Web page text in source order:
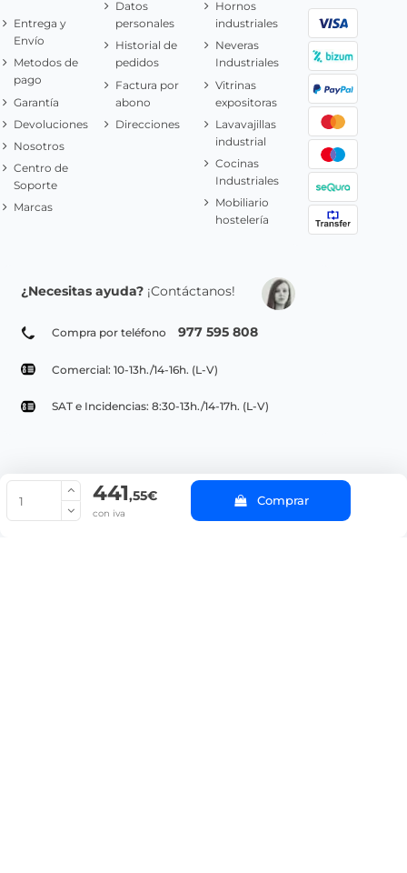
441,55€
con iva
Comprar
Entrega y
Envío
Metodos de
pago
Garantía
Devoluciones
Nosotros
Centro de
Soporte
Marcas
Datos
personales
Historial de
pedidos
Factura por
abono
Direcciones
Hornos
industriales
Neveras
Industriales
Vitrinas
expositoras
Lavavajillas
industrial
Cocinas
Industriales
Mobiliario
hostelería
¿Necesitas ayuda? ¡Contáctanos!
Compra por teléfono 977 595 808
Comercial: 10-13h./14-16h. (L-V)
SAT e Incidencias: 8:30-13h./14-17h. (L-V)
© Copyright 2022 PepeBar.com |
Aviso legal y
Condiciones generales de compra |